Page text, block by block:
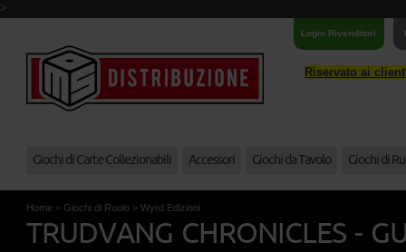
>
Login Rivenditori
Riservato ai
Giochi di Carte Collezionabili Accessori Giochi da Tavolo Giochi di
Home > Giochi di Ruolo > Wyrd Edizioni
TRUDVANG CHRONICLES -